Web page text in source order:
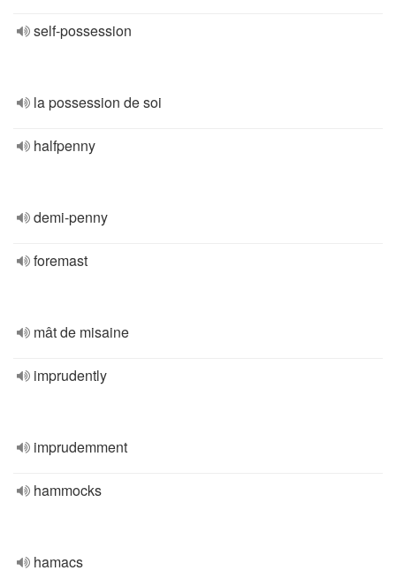
self-possession
la possession de soi
halfpenny
demi-penny
foremast
mât de misaine
imprudently
imprudemment
hammocks
hamacs